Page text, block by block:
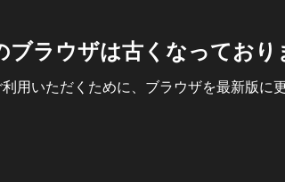
ブラウザは古くなっており
用いただくために、ブラウザを最新版に